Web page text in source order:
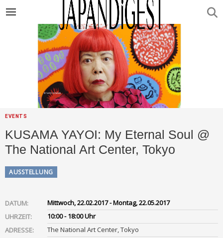
EVENTS
KUSAMA YAYOI: My Eternal Soul @
The National Art Center, Tokyo
AUSSTELLUNG
DATUM:
Mittwoch, 22.02.2017 - Montag, 22.05.2017
UHRZEIT:
10:00 - 18:00 Uhr
ADRESSE:
The National Art Center, Tokyo